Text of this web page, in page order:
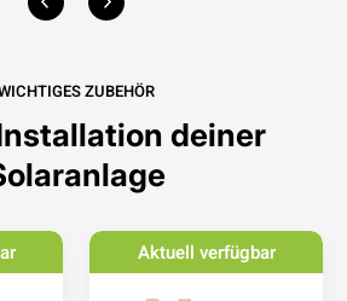
ZUBEHÖR
deiner
Aktuell verfügbar